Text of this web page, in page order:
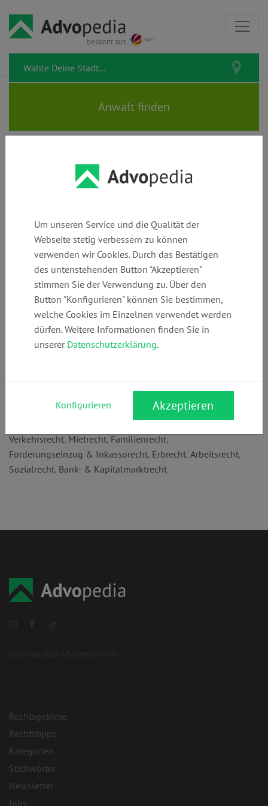
bekannt aus
MARKUS MATZKEIT |
Fachanwältinnen
Telefon:
+49 (0)
2058912345
E-Mail:
anwalt@matzkei
t.de
www.matzkeit.d
e
Verkehrsrecht, Mietrecht, Familienrecht,
Forderungseinzug & Inkassorecht, Erbrecht, Arbeitsrecht,
Sozialrecht, Bank- & Kapitalmarktrecht
Rechtsgebiete
Rechtstipps
Kategorien
Stichwörter
Newsletter
Jobs
Um unseren Service und die Qualität der
Webseite stetig verbessern zu können
verwenden wir Cookies. Durch das Bestätigen
des untenstehenden Button "Akzeptieren"
stimmen Sie der Verwendung zu. Über den
Button "Konfigurieren" können Sie bestimmen,
welche Cookies im Einzelnen verwendet werden
dürfen. Weitere Informationen finden Sie in
unserer Datenschutzerklärung.
Konfigurieren Akzeptieren